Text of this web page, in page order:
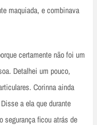
maquiada, e combinava
certamente não foi um
Detalhei um pouco,
Corinna ainda
a ela que durante
segurança ficou atrás de